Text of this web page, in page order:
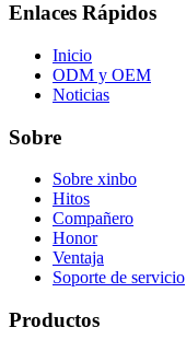
Enlaces Rápidos
Inicio
ODM y OEM
Noticias
Sobre
Sobre xinbo
Hitos
Compañero
Honor
Ventaja
Soporte de servicio
Productos